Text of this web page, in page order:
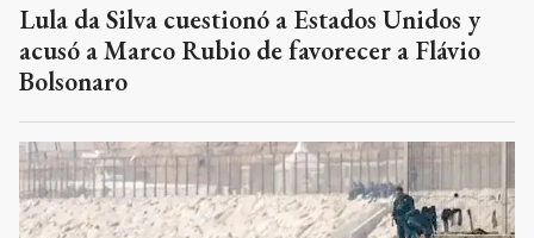
Lula da Silva cuestionó a Estados Unidos y
acusó a Marco Rubio de favorecer a Flávio
Bolsonaro